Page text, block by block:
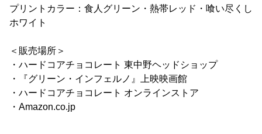
プリントカラー：食人グリーン・熱帯レッド・喰い尽くし
ホワイト
＜販売場所＞
・ハードコアチョコレート 東中野ヘッドショップ
・『グリーン・インフェルノ』上映映画館
・ハードコアチョコレート オンラインストア
・Amazon.co.jp